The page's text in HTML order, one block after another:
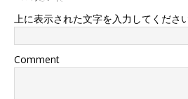
上に表示された文字を入力してください
Comment